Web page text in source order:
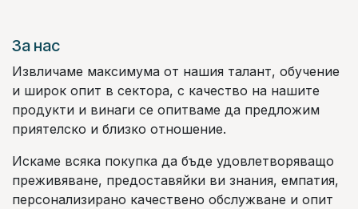
За нас
Извличаме максимума от нашия талант, обучение
и широк опит в сектора, с качество на нашите
продукти и винаги се опитваме да предложим
приятелско и близко отношение.
Искаме всяка покупка да бъде удовлетворяващо
преживяване, предоставяйки ви знания, емпатия,
персонализирано качествено обслужване и опит